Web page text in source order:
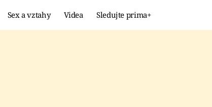
Sex a vztahy Videa Sledujte prima+